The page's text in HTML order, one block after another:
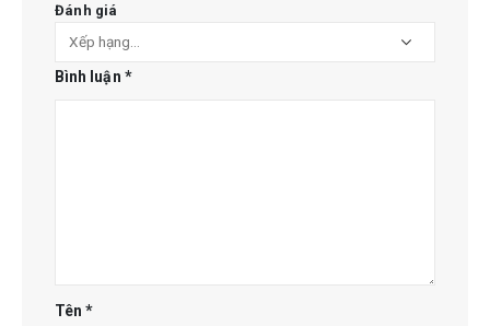
Đánh giá
Bình luận *
Tên*